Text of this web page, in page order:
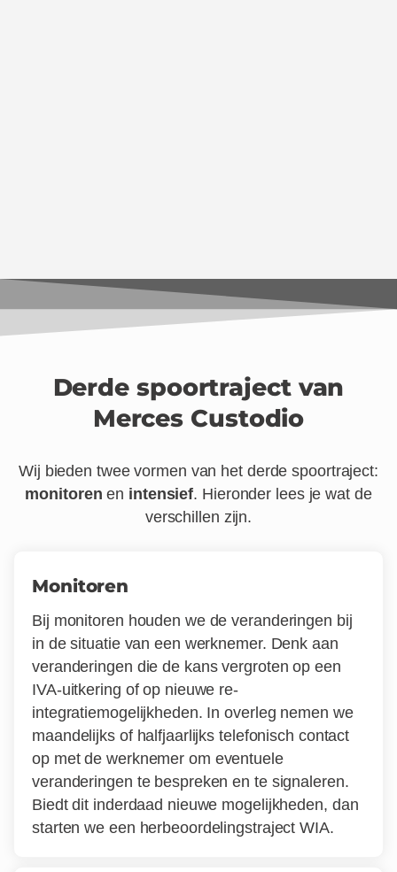
Derde spoortraject van
Merces Custodio
Wij bieden twee vormen van het derde spoortraject:
monitoren en intensief. Hieronder lees je wat de
verschillen zijn.
Monitoren
Bij monitoren houden we de veranderingen bij
in de situatie van een werknemer. Denk aan
veranderingen die de kans vergroten op een
IVA-uitkering of op nieuwe re-
integratiemogelijkheden. In overleg nemen we
maandelijks of halfjaarlijks telefonisch contact
op met de werknemer om eventuele
veranderingen te bespreken en te signaleren.
Biedt dit inderdaad nieuwe mogelijkheden, dan
starten we een herbeoordelingstraject WIA.